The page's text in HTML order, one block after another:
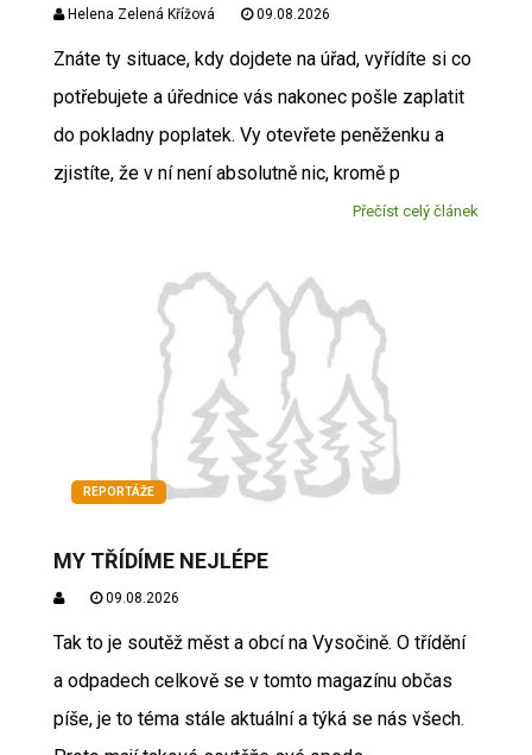
Helena Zelená Křížová 09.08.2026
Znáte ty situace, kdy dojdete na úřad, vyřídíte si co
potřebujete a úřednice vás nakonec pošle zaplatit
do pokladny poplatek. Vy otevřete peněženku a
zjistíte, že v ní není absolutně nic, kromě p
Přečíst celý článek
REPORTÁŽE
MY TŘÍDÍME NEJLÉPE
09.08.2026
Tak to je soutěž měst a obcí na Vysočině. O třídění
a odpadech celkově se v tomto magazínu občas
píše, je to téma stále aktuální a týká se nás všech.